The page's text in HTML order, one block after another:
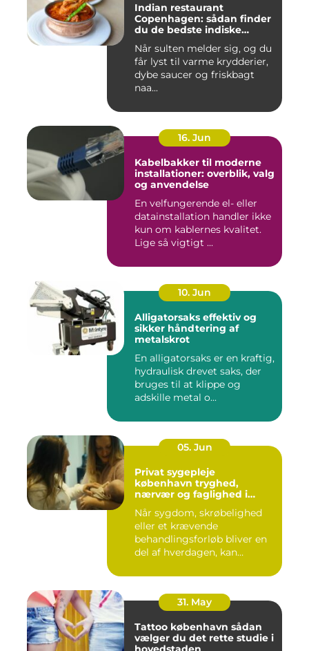
Indian restaurant
Copenhagen: sådan finder
du de bedste indiske
Når sulten melder sig, og du
får lyst til varme krydderier,
dybe saucer og friskbagt
naa...
16. Jun
Kabelbakker til moderne
installationer: overblik, valg
og anvendelse
En velfungerende el- eller
datainstallation handler ikke
kun om kablernes kvalitet.
Lige så vigtigt ...
10. Jun
Alligatorsaks effektiv og
sikker håndtering af
metalskrot
En alligatorsaks er en kraftig,
hydraulisk drevet saks, der
bruges til at klippe og
adskille metal o...
05. Jun
Privat sygepleje
københavn tryghed,
nærvær og faglighed i
Når sygdom, skrøbelighed
eller et krævende
behandlingsforløb bliver en
del af hverdagen, kan
31. May
Tattoo københavn sådan
vælger du det rette studie i